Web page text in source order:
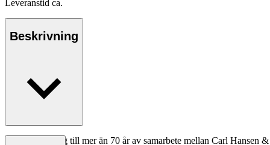
Leveranstid ca.
Beskrivning
Som en hyllning till mer än 70 år av samarbete mellan Carl Hansen